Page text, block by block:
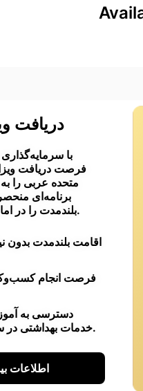
دریافت
با
فرصت دریافت
متحده عربی را
برنامه‌ای
بلندمدت را در امارات ارائه می‌دهد.
اقامت بلندمدت بدون
فرصت انجام
دسترسی به
خدمات بهداشتی در سطح جهانی.
اطلاعات